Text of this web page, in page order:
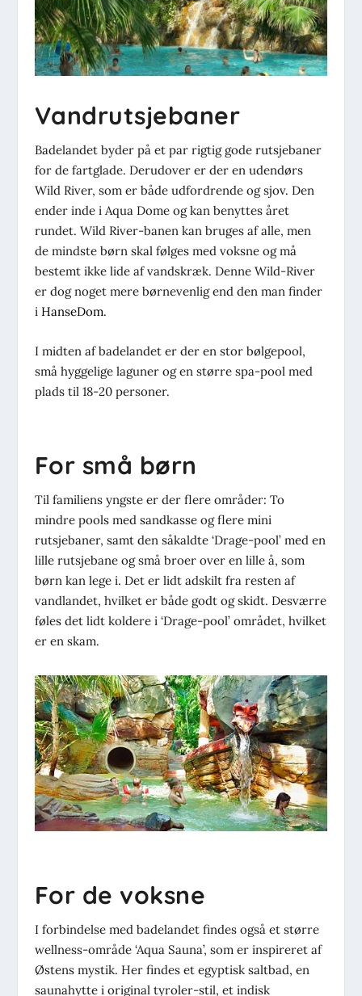
Vandrutsjebaner
Badelandet byder på et par rigtig gode rutsjebaner
for de fartglade. Derudover er der en udendørs
Wild River, som er både udfordrende og sjov. Den
ender inde i Aqua Dome og kan benyttes året
rundet. Wild River-banen kan bruges af alle, men
de mindste børn skal følges med voksne og må
bestemt ikke lide af vandskræk. Denne Wild-River
er dog noget mere børnevenlig end den man finder
i HanseDom.
I midten af badelandet er der en stor bølgepool,
små hyggelige laguner og en større spa-pool med
plads til 18-20 personer.
For små børn
Til familiens yngste er der flere områder: To
mindre pools med sandkasse og flere mini
rutsjebaner, samt den såkaldte ‘Drage-pool’ med en
lille rutsjebane og små broer over en lille å, som
børn kan lege i. Det er lidt adskilt fra resten af
vandlandet, hvilket er både godt og skidt. Desværre
føles det lidt koldere i ‘Drage-pool’ området, hvilket
er en skam.
For de voksne
I forbindelse med badelandet findes også et større
wellness-område ‘Aqua Sauna’, som er inspireret af
Østens mystik. Her findes et egyptisk saltbad, en
saunahytte i original tyroler-stil, et indisk